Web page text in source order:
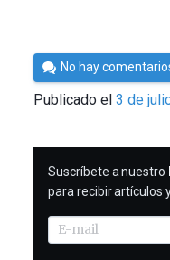
Por
César
Tomé
No hay
Publicado el3 de
SUSCRIBIRME
Suscríbete a nuestro
para recibir artículos